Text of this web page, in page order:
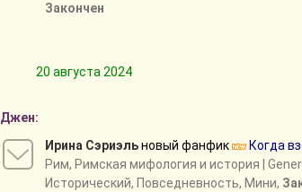
Закончен
20 августа 2024
Джен:
Ирина Сэриэльновый фанфик
Когда
Рим, Римская мифология и история |
Исторический, Повседневность, Мини,